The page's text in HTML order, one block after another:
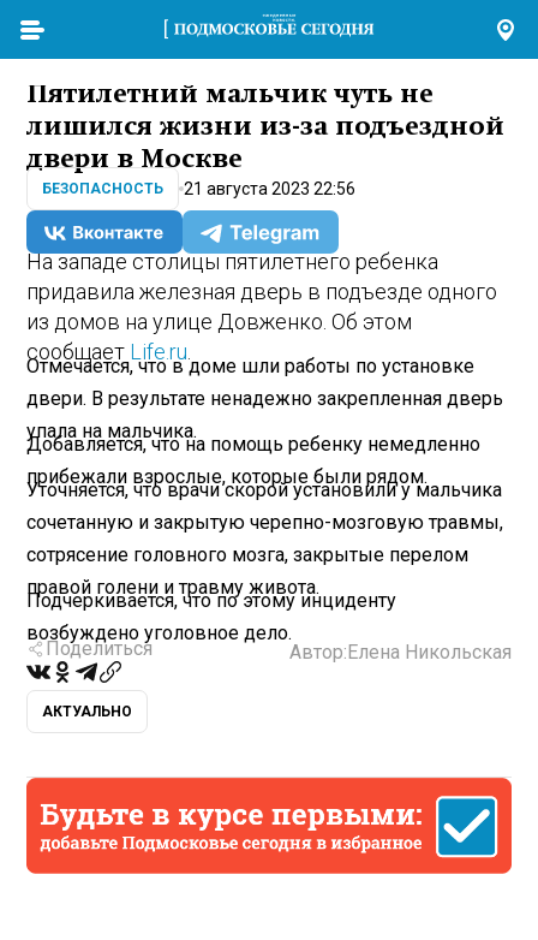
Пятилетний мальчик чуть не
лишился жизни из-за подъездной
двери в Москве
БЕЗОПАСНОСТЬ 21 августа 2023 22:56
На западе столицы пятилетнего ребенка
придавила железная дверь в подъезде одного
из домов на улице Довженко. Об этом
сообщает Life.ru
Отмечается, что в доме шли работы по установке
двери. В результате ненадежно закрепленная дверь
упала на мальчика.
Добавляется, что на помощь ребенку немедленно
прибежали взрослые, которые были рядом.
Уточняется, что врачи скорой установили у мальчика
сочетанную и закрытую черепно-мозговую травмы,
сотрясение головного мозга, закрытые перелом
правой голени и травму живота.
Подчеркивается, что по этому инциденту
возбуждено уголовное дело.
Поделиться Автор: Елена Никольская
АКТУАЛЬНО